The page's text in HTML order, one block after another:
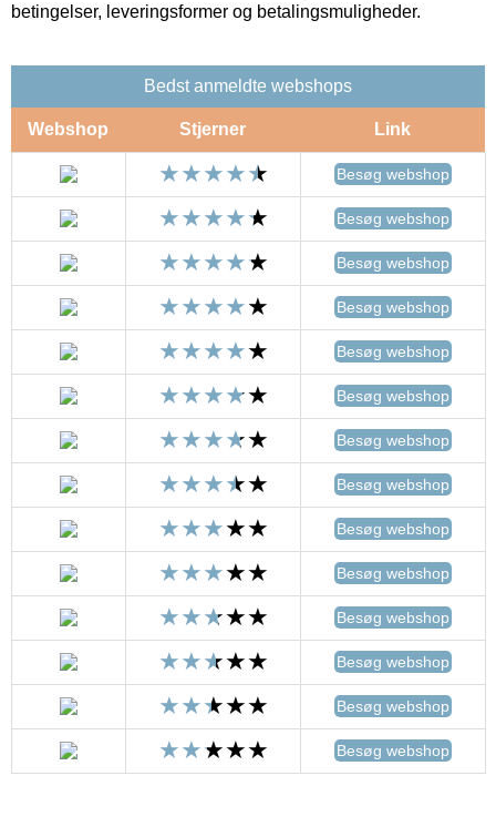
betingelser, leveringsformer og betalingsmuligheder.
Bedst anmeldte webshops
Webshop Stjerner Link
Besøg webshop
Besøg webshop
Besøg webshop
Besøg webshop
Besøg webshop
Besøg webshop
Besøg webshop
Besøg webshop
Besøg webshop
Besøg webshop
Besøg webshop
Besøg webshop
Besøg webshop
Besøg webshop